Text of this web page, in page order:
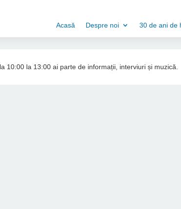
Acasă Despre noi 30 de ani de
10:00 la 13:00 ai parte de informații, interviuri și muzică.